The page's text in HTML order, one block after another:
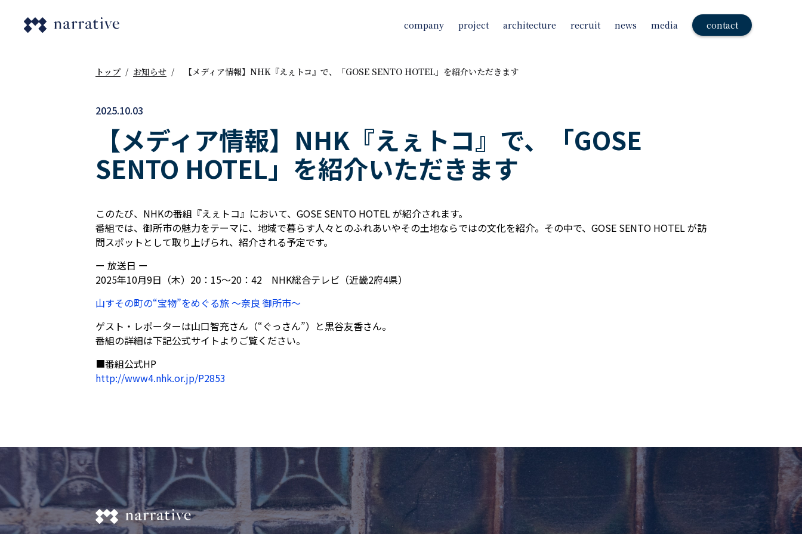
company project architecture recruit news media contact
トップ / お知らせ / 【メディア情報】NHK『えぇトコ』で、「GOSE SENTO HOTEL」を紹介いただきます
2025.10.03
【メディア情報】NHK『えぇトコ』で、「GOSE
SENTO HOTEL」を紹介いただきます
このたび、NHKの番組『えぇトコ』において、GOSE SENTO HOTEL が紹介されます。
番組では、御所市の魅力をテーマに、地域で暮らす人々とのふれあいやその土地ならではの文化を紹介。その中で、GOSE SENTO HOTEL が訪
問スポットとして取り上げられ、紹介される予定です。
ー 放送日 ー
2025年10月9日（木）20：15～20：42 NHK総合テレビ（近畿2府4県）
山すその町の“宝物”をめぐる旅 〜奈良 御所市〜
ゲスト・レポーターは山口智充さん（“ぐっさん”）と黒谷友香さん。
番組の詳細は下記公式サイトよりご覧ください。
■番組公式HP
http://www4.nhk.or.jp/P2853